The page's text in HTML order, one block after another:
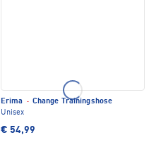
Erima · Change Trainingshose
Unisex
€ 54,99